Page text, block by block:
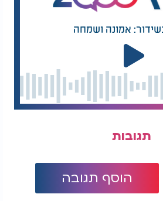
אמונה ושמחה
תגובות
הוסף תגובה